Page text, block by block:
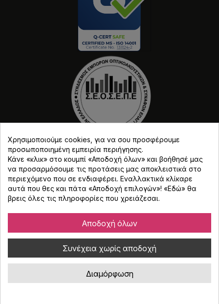
Copyright © Djmania 2026 / Οι τιμές περιλαμβάνουν
Κατασκευή eshop
Χρησιμοποιούμε cookies, για να σου προσφέρουμε
προσωποποιημένη εμπειρία περιήγησης.
Κάνε «κλικ» στο κουμπί «Αποδοχή όλων» και βοήθησέ μας
να προσαρμόσουμε τις προτάσεις μας αποκλειστικά στο
περιεχόμενο που σε ενδιαφέρει. Εναλλακτικά κλίκαρε
αυτά που θες και πάτα «Αποδοχή επιλογών»! «Εδώ» θα
βρεις όλες τις πληροφορίες που χρειάζεσαι.
Αποδοχή όλων
Συνέχεια χωρίς αποδοχή
Διαμόρφωση